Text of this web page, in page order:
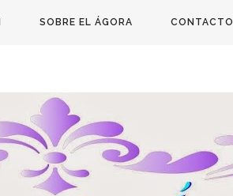
SOBRE EL ÁGORA CONTACTO